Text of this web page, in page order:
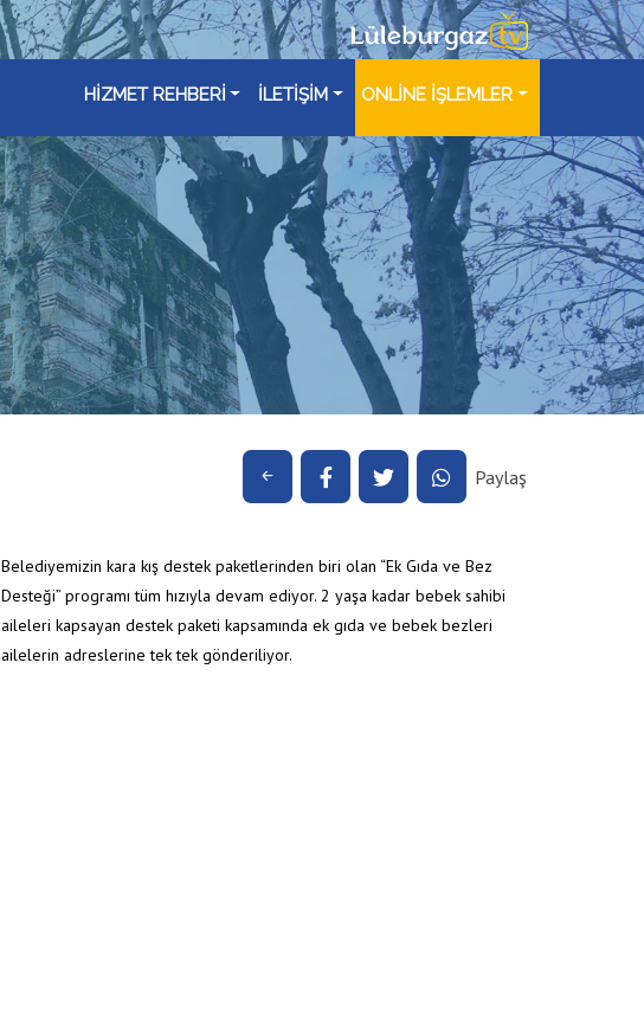
HİZMET REHBERİ İLETİŞİM ONLİNE İŞLEMLER
Paylaş
Belediyemizin kara kış destek paketlerinden biri olan “Ek Gıda ve Bez
Desteği” programı tüm hızıyla devam ediyor. 2 yaşa kadar bebek sahibi
aileleri kapsayan destek paketi kapsamında ek gıda ve bebek bezleri
ailelerin adreslerine tek tek gönderiliyor.